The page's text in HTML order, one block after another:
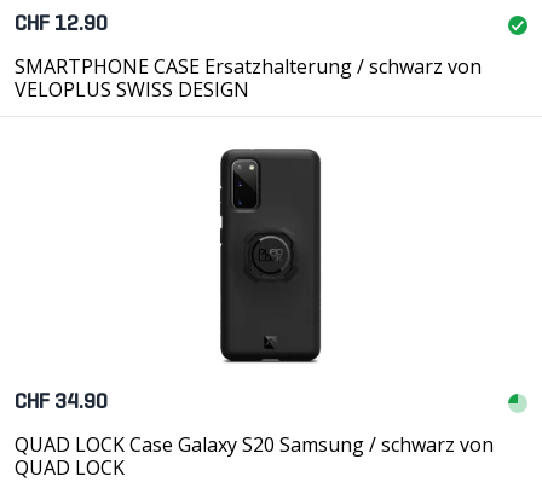
CHF 12.90
SMARTPHONE CASE Ersatzhalterung / schwarz von
VELOPLUS SWISS DESIGN
CHF 34.90
QUAD LOCK Case Galaxy S20 Samsung / schwarz von
QUAD LOCK